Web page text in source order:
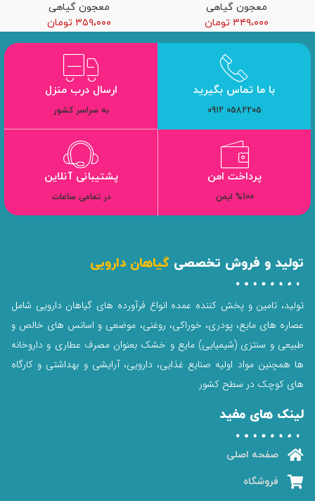
معجون گیاهی
۳۴۹،۰۰۰ تومان
معجون گیاهی
۳۵۹،۰۰۰ تومان
با ما تماس بگیرید
0582205 0912
ارسال درب منزل
به سراسر کشور
پرداخت امن
%100 ایمن
پشتیبانی آنلاین
در تمامی ساعات
تولید و فروش تخصصی گیاهان دارویی
تولید، تامین و پخش کننده عمده انواع فرآورده های گیاهان دارویی شامل
عصاره های مایع، پودری، خوراکی، روغنی، موضعی و اسانس های خالص و
طبیعی و سنتزی (شیمیایی) مایع و خشک بعنوان مصرف عطاری و داروخانه
ها همچنین مواد اولیه صنایع غذایی، دارویی، آرایشی و بهداشتی و کارگاه
های کوچک در سطح کشور
لینک های مفید
صفحه اصلی
فروشگاه